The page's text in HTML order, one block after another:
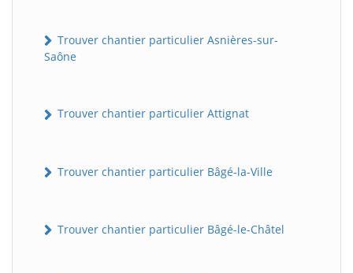
Trouver chantier particulier Asnières-sur-
Saône
Trouver chantier particulier Attignat
Trouver chantier particulier Bâgé-la-Ville
Trouver chantier particulier Bâgé-le-Châtel